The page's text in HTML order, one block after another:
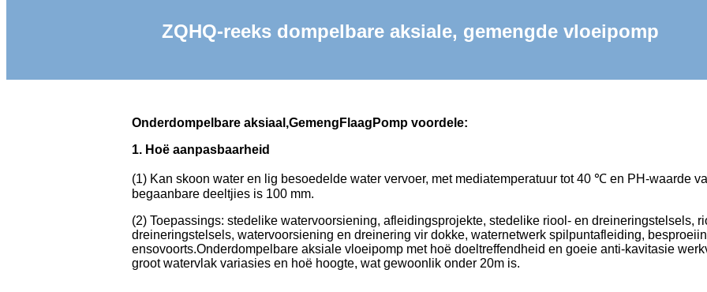
ZQHQ-reeks dompelbare aksiale, gemengde vloeipomp
Onderdompelbare aksiaal ,Gemeng Flaag Pomp voordele:
1. Hoë aanpasbaarheid
(1) Kan skoon water en lig besoedelde water vervoer, met mediatemperatuur tot 40 ℃ en PH-waarde
begaanbare deeltjies is 100 mm.
(2) Toepassings: stedelike watervoorsiening, afleidingsprojekte, stedelike riool- en dreineringstelsels,
dreineringstelsels, watervoorsiening en dreinering vir dokke, waternetwerk spilpuntafleiding,
ensovoorts.Onderdompelbare aksiale vloeipomp met hoë doeltreffendheid en goeie anti-kavitasie
groot watervlak variasies en hoë hoogte, wat gewoonlik onder 20m is.